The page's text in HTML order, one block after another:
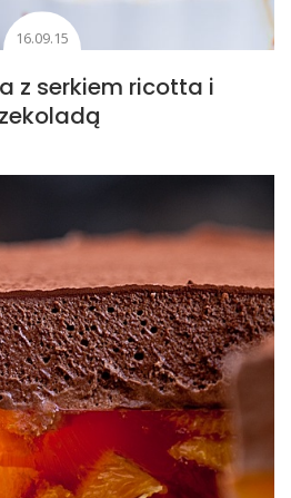
16.09.15
z serkiem ricotta i